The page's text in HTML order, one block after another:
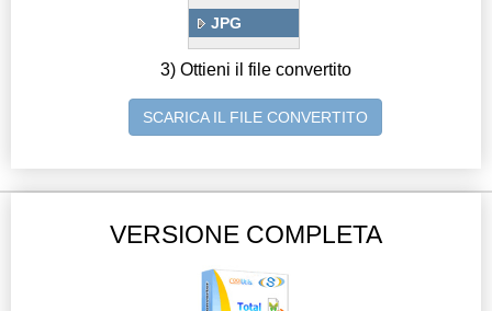
JPG
3) Ottieni il file convertito
SCARICA IL FILE CONVERTITO
VERSIONE COMPLETA